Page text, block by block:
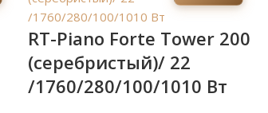
RT-Piano Forte Tower 200
(серебристый)/ 22
/1760/280/100/1010 Вт